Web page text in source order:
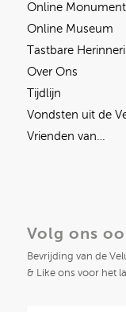
Online Monument
Online Museum
Tastbare
Over Ons
Tijdlijn
Vondsten uit de
Vrienden van…
Volg ons
Bevrijding van de
& Like ons voor het